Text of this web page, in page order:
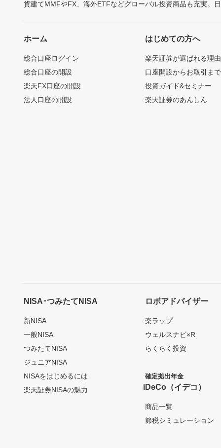
貨建てMMFやFX、海外ETFなどグローバル投資商品も充実。
ホーム
総合口座ログイン
総合口座の開設
楽天FX口座の開設
法人口座の開設
はじめての方へ
楽天証券が選ばれる理由
口座開設からお取引ま
投資ガイド&セミナー
楽天証券のあんしん
NISA･つみたてNISA
新NISA
一般NISA
つみたてNISA
ジュニアNISA
NISAをはじめるには
楽天証券NISAの魅力
ロボアドバイザー
楽ラップ
ウェルスナビ×R
らくらく投資
確定拠出年金
iDeCo（イデコ）
商品一覧
節税シミュレーション